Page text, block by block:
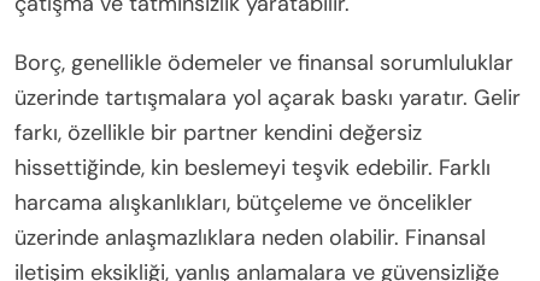
Borç, genellikle ödemeler ve finansal sorumluluklar
üzerinde tartışmalara yol açarak baskı yaratır. Gelir
farkı, özellikle bir partner kendini değersiz
hissettiğinde, kin beslemeyi teşvik edebilir. Farklı
harcama alışkanlıkları, bütçeleme ve öncelikler
üzerinde anlaşmazlıklara neden olabilir. Finansal
iletişim eksikliği, yanlış anlamalara ve güvensizliğe